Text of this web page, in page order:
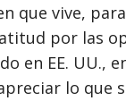
que vive,
por las
en EE. UU.,
lo que